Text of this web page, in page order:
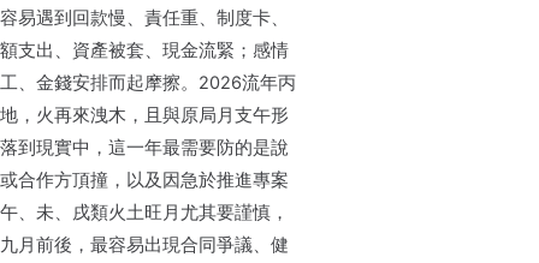
易遇到回款慢、責任重、制度卡、
支出、資產被套、現金流緊；感情
、金錢安排而起摩擦。2026流年丙
，火再來洩木，且與原局月支午形
到現實中，這一年最需要防的是說
合作方頂撞，以及因急於推進專案
、未、戌類火土旺月尤其要謹慎，
月前後，最容易出現合同爭議、健